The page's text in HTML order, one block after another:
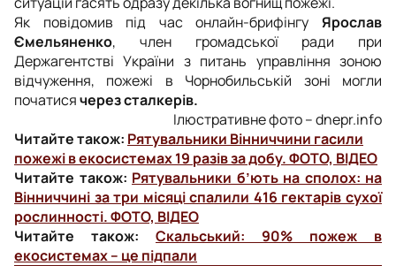
Як повідомив під час онлайн-брифінгу Ярослав
Ємельяненко, член громадської ради при
Держагентстві України з питань управління зоною
відчуження, пожежі в Чорнобильській зоні могли
початисячерез сталкерів.
Ілюстративне фото – dnepr.info
Читайте також: Рятувальники Вінниччини гасили
пожежі в екосистемах 19 разів за добу. ФОТО, ВІДЕО
Читайте також: Рятувальники б’ють на сполох: на
Вінниччині за три місяці спалили 416 гектарів сухої
рослинності. ФОТО, ВІДЕО
Читайте також:
Скальський: 90% пожеж в
екосистемах – це підпали